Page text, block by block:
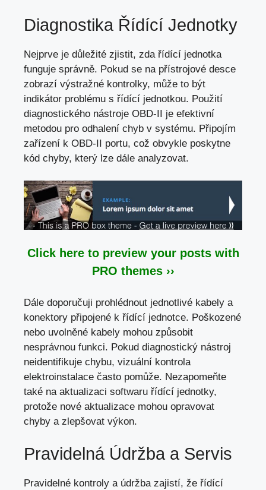
Diagnostika Řídící Jednotky
Nejprve je důležité zjistit, zda řídící jednotka
funguje správně. Pokud se na přístrojové desce
zobrazí výstražné kontrolky, může to být
indikátor problému s řídící jednotkou. Použití
diagnostického nástroje OBD-II je efektivní
metodou pro odhalení chyb v systému. Připojím
zařízení k OBD-II portu, což obvykle poskytne
kód chyby, který lze dále analyzovat.
Click here to preview your posts with
PRO themes ››
Dále doporučuji prohlédnout jednotlivé kabely a
konektory připojené k řídící jednotce. Poškozené
nebo uvolněné kabely mohou způsobit
nesprávnou funkci. Pokud diagnostický nástroj
neidentifikuje chybu, vizuální kontrola
elektroinstalace často pomůže. Nezapomeňte
také na aktualizaci softwaru řídící jednotky,
protože nové aktualizace mohou opravovat
chyby a zlepšovat výkon.
Pravidelná Údržba a Servis
Pravidelné kontroly a údržba zajistí, že řídící